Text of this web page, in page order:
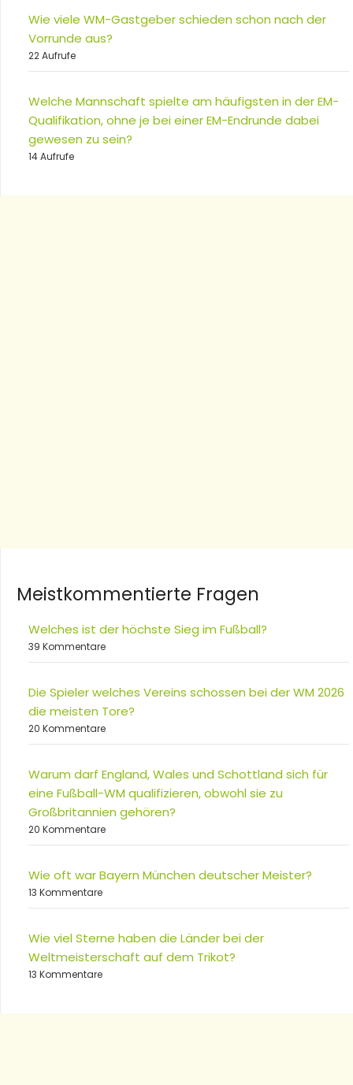
Wie viele WM-Gastgeber schieden schon nach der
Vorrunde aus?
22 Aufrufe
Welche Mannschaft spielte am häufigsten in der EM-
Qualifikation, ohne je bei einer EM-Endrunde dabei
gewesen zu sein?
14 Aufrufe
Meistkommentierte Fragen
Welches ist der höchste Sieg im Fußball?
39 Kommentare
Die Spieler welches Vereins schossen bei der WM 2026
die meisten Tore?
20 Kommentare
Warum darf England, Wales und Schottland sich für
eine Fußball-WM qualifizieren, obwohl sie zu
Großbritannien gehören?
20 Kommentare
Wie oft war Bayern München deutscher Meister?
13 Kommentare
Wie viel Sterne haben die Länder bei der
Weltmeisterschaft auf dem Trikot?
13 Kommentare